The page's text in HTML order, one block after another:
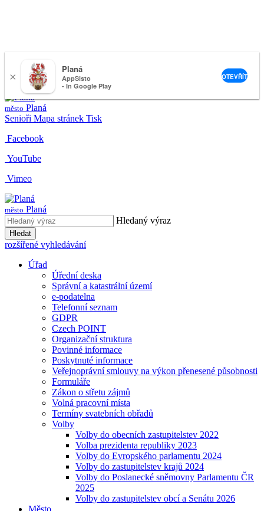
nemeckova@muplana.cz
město Planá
Senioři Mapa stránek Tisk
Facebook
YouTube
Vimeo
město Planá
Hledaný výraz
Hledat
rozšířené vyhledávání
Úřad
Úřední deska
Správní a katastrální území
e-podatelna
Telefonní seznam
GDPR
Czech POINT
Organizační struktura
Povinné informace
Poskytnuté informace
Veřejnoprávní smlouvy na výkon přenesené působnosti
Formuláře
Zákon o střetu zájmů
Volná pracovní místa
Termíny svatebních obřadů
Volby
Volby do obecních zastupitelstev 2022
Volba prezidenta republiky 2023
Volby do Evropského parlamentu 2024
Volby do zastupitelstev krajů 2024
Volby do Poslanecké sněmovny Parlamentu ČR
2025
Volby do zastupitelstev obcí a Senátu 2026
Město
×
Planá
AppSisto
- In Google Play
OTEVŘÍT